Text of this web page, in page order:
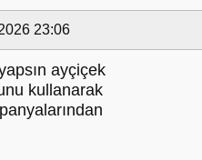
23:06
ayçiçek
kullanarak